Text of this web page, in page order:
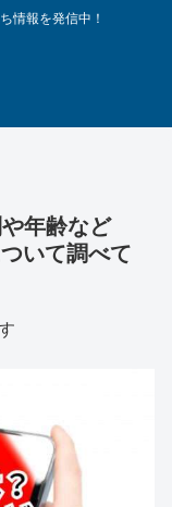
情報を発信中！
年齢など
いて調べて